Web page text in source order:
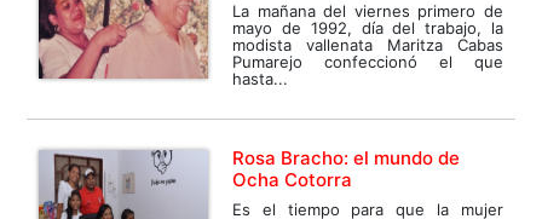
La mañana del viernes primero de
mayo de 1992, día del trabajo, la
modista vallenata Maritza Cabas
Pumarejo confeccionó el que
hasta...
Rosa Bracho: el mundo de
Ocha Cotorra
Es el tiempo para que la mujer